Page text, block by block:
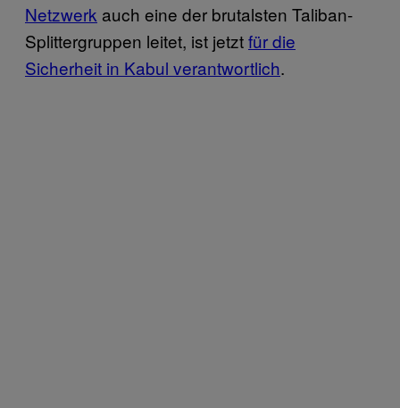
Netzwerk auch eine der brutalsten Taliban-
Splittergruppen leitet, ist jetztfür die
Sicherheit in Kabul verantwortlich.